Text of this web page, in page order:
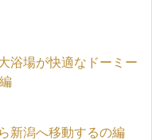
浴場が快適なドーミー
新潟へ移動するの編